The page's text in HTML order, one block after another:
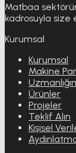
Matbaa
kadrosuyla size
Kurumsal
Kurumsal
Makine
Ürünler
Projeler
Teklif Alın
Kişisel